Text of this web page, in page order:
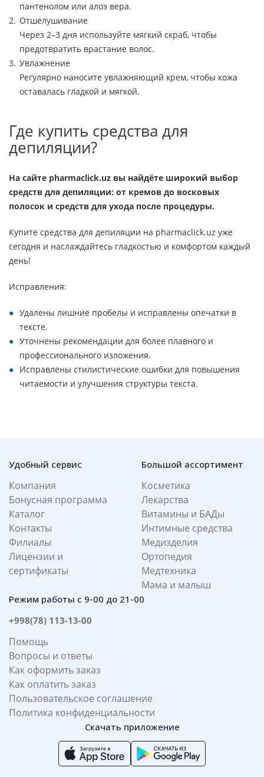
пантенолом или алоэ вера.
Отшелушивание
Через 2–3 дня используйте мягкий скраб, чтобы
предотвратить врастание волос.
Увлажнение
Регулярно наносите увлажняющий крем, чтобы кожа
оставалась гладкой и мягкой.
Где купить средства для
депиляции?
На сайте pharmaclick.uz вы найдёте широкий выбор
средств для депиляции: от кремов до восковых
полосок и средств для ухода после процедуры.
Купите средства для депиляции на pharmaclick.uz уже
сегодня и наслаждайтесь гладкостью и комфортом каждый
день!
Исправления:
Удалены лишние пробелы и исправлены опечатки в
тексте.
Уточнены рекомендации для более плавного и
профессионального изложения.
Исправлены стилистические ошибки для повышения
читаемости и улучшения структуры текста.
Удобный сервис
Компания
Бонусная программа
Каталог
Контакты
Филиалы
Лицензии и
сертификаты
Большой ассортимент
Косметика
Лекарства
Витамины и БАДы
Интимные средства
Медизделия
Ортопедия
Медтехника
Мама и малыш
Режим работы с 9-00 до 21-00
+998(78) 113-13-00
Помощь
Вопросы и ответы
Как оформить заказ
Как оплатить заказ
Пользовательское соглашение
Политика конфиденциальности
Скачать приложение